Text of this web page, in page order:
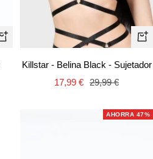
+
Añadir
Killstar - Belina Black - Sujetador
Precio
17,99 € Precio
29,99 €
AHORRA 47%